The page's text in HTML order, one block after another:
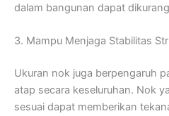
dalam bangunan dapat
3. Mampu Menjaga Stabilitas
Ukuran nok juga berpengaruh
atap secara keseluruhan. Nok
sesuai dapat memberikan